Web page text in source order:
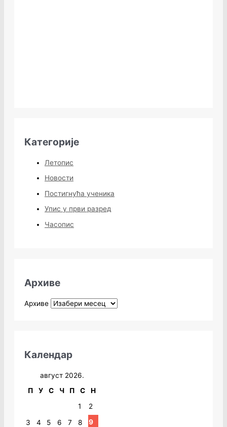
Категорије
Летопис
Новости
Постигнућа ученика
Упис у први разред
Часопис
Архиве
Архиве
Календар
август 2026.
П
У С Ч П С
Н
1
2
3
4 5 6 7 8 9